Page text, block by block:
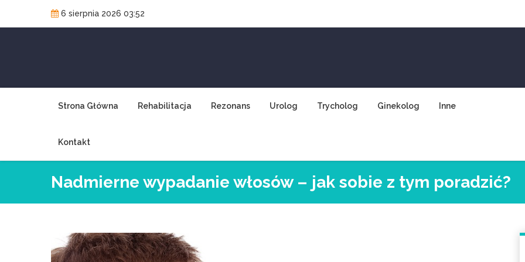
6 sierpnia 2026 03:52
Strona Główna Rehabilitacja Rezonans Urolog Trycholog Ginekolog Inne
Kontakt
Nadmierne wypadanie włosów – jak sobie z tym poradzić?